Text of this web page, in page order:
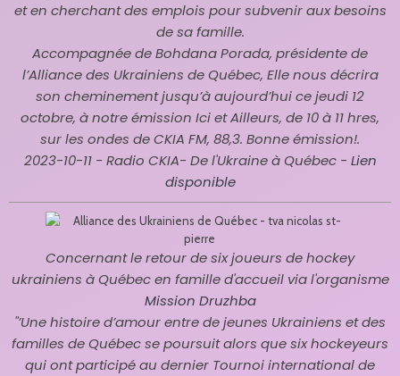
et en cherchant des emplois pour subvenir aux besoins
de sa famille.
Accompagnée de Bohdana Porada, présidente de
l’Alliance des Ukrainiens de Québec, Elle nous décrira
son cheminement jusqu’à aujourd’hui ce jeudi 12
octobre, à notre émission Ici et Ailleurs, de 10 à 11 hres,
sur les ondes de CKIA FM, 88,3. Bonne émission!.
2023-10-11 - Radio CKIA- De l'Ukraine à Québec- Lien
disponible
Concernant le retour de six joueurs de hockey
ukrainiens à Québec en famille d'accueil via l'organisme
Mission Druzhba
"’Une histoire d’amour entre de jeunes Ukrainiens et des
familles de Québec se poursuit alors que six hockeyeurs
qui ont participé au dernier Tournoi international de